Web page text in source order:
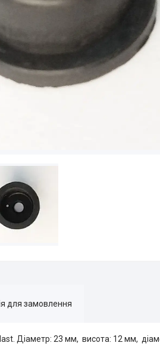
для замовлення
Діаметр: 23 мм, висота: 12 мм,